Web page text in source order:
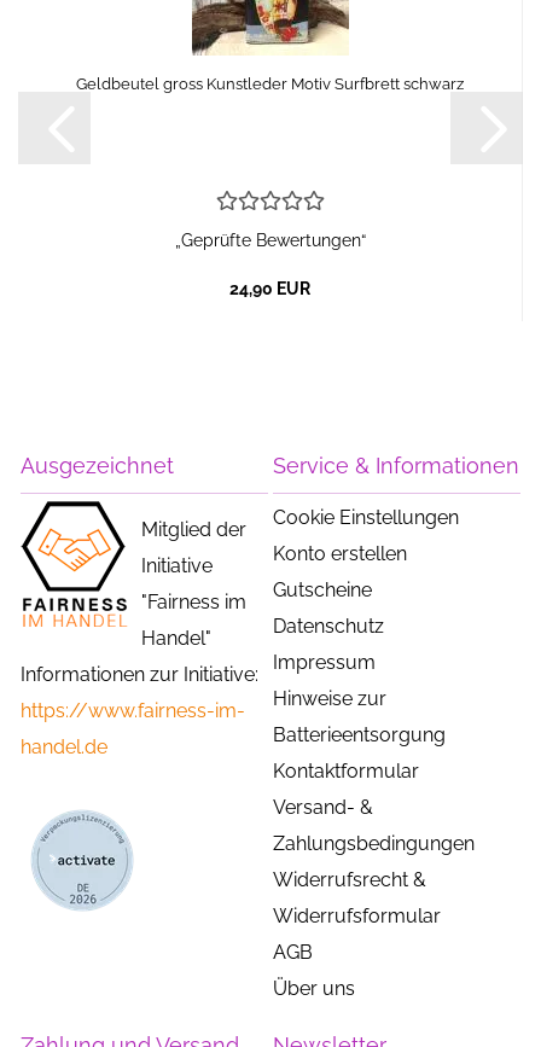
Geldbeutel gross Kunstleder Motiv Surfbrett schwarz
„Geprüfte Bewertungen“
24,90 EUR
Ausgezeichnet
Mitglied der
Initiative
"Fairness im
Handel"
Informationen zur Initiative:
https://www.fairness-im-
handel.de
Service & Informationen
Cookie Einstellungen
Konto erstellen
Gutscheine
Datenschutz
Impressum
Hinweise zur
Batterieentsorgung
Kontaktformular
Versand- &
Zahlungsbedingungen
Widerrufsrecht &
Widerrufsformular
AGB
Über uns